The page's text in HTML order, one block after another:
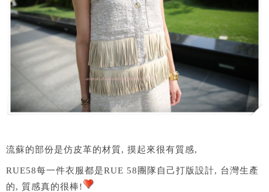
流蘇的部份是仿皮革的材質, 摸起來很有質感,
RUE58每一件衣服都是RUE 58團隊自己打版設計, 台灣生產
的, 質感真的很棒!